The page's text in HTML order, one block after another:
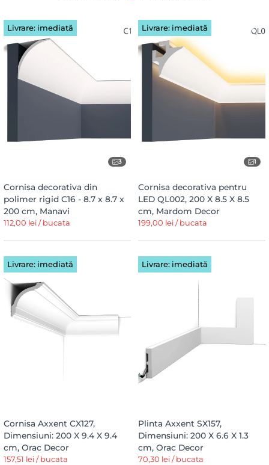
3
Livrare: imediată
Cornisa decorativa din
polimer rigid C16 - 8.7 x 8.7 x
200 cm, Manavi
112,00 lei / bucata
1
Livrare: imediată
Cornisa decorativa pentru
LED QL002, 200 X 8.5 X 8.5
cm, Mardom Decor
199,00 lei / bucata
Livrare: imediată
Cornisa Axxent CX127,
Dimensiuni: 200 X 9.4 X 9.4
cm, Orac Decor
157,51 lei / bucata
Livrare: imediată
Plinta Axxent SX157,
Dimensiuni: 200 X 6.6 X 1.3
cm, Orac Decor
70,30 lei / bucata